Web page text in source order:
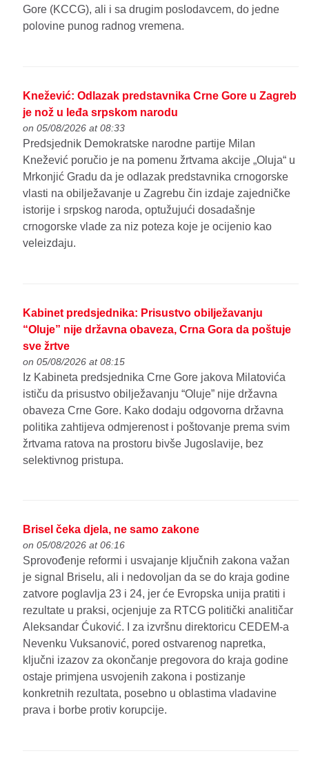
Gore (KCCG), ali i sa drugim poslodavcem, do jedne
polovine punog radnog vremena.
Knežević: Odlazak predstavnika Crne Gore u Zagreb
je nož u leđa srpskom narodu
on 05/08/2026 at 08:33
Predsjednik Demokratske narodne partije Milan
Knežević poručio je na pomenu žrtvama akcije „Oluja“ u
Mrkonjić Gradu da je odlazak predstavnika crnogorske
vlasti na obilježavanje u Zagrebu čin izdaje zajedničke
istorije i srpskog naroda, optužujući dosadašnje
crnogorske vlade za niz poteza koje je ocijenio kao
veleizdaju.
Kabinet predsjednika: Prisustvo obilježavanju
“Oluje” nije državna obaveza, Crna Gora da poštuje
sve žrtve
on 05/08/2026 at 08:15
Iz Kabineta predsjednika Crne Gore jakova Milatovića
ističu da prisustvo obilježavanju “Oluje” nije državna
obaveza Crne Gore. Kako dodaju odgovorna državna
politika zahtijeva odmjerenost i poštovanje prema svim
žrtvama ratova na prostoru bivše Jugoslavije, bez
selektivnog pristupa.
Brisel čeka djela, ne samo zakone
on 05/08/2026 at 06:16
Sprovođenje reformi i usvajanje ključnih zakona važan
je signal Briselu, ali i nedovoljan da se do kraja godine
zatvore poglavlja 23 i 24, jer će Evropska unija pratiti i
rezultate u praksi, ocjenjuje za RTCG politički analitičar
Aleksandar Ćuković. I za izvršnu direktoricu CEDEM-a
Nevenku Vuksanović, pored ostvarenog napretka,
ključni izazov za okončanje pregovora do kraja godine
ostaje primjena usvojenih zakona i postizanje
konkretnih rezultata, posebno u oblastima vladavine
prava i borbe protiv korupcije.